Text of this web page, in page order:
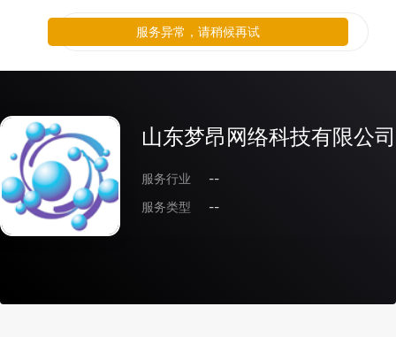
山东梦昂网络科技有限公司
服务行业
--
服务类型
--
服务异常，请稍候再试